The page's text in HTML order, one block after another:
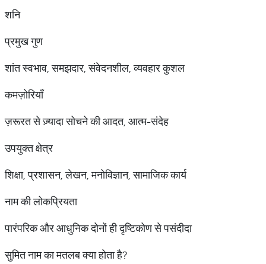
शनि
प्रमुख गुण
शांत स्वभाव, समझदार, संवेदनशील, व्यवहार कुशल
कमज़ोरियाँ
ज़रूरत से ज़्यादा सोचने की आदत, आत्म-संदेह
उपयुक्त क्षेत्र
शिक्षा, प्रशासन, लेखन, मनोविज्ञान, सामाजिक कार्य
नाम की लोकप्रियता
पारंपरिक और आधुनिक दोनों ही दृष्टिकोण से पसंदीदा
सुमित नाम का मतलब क्या होता है?